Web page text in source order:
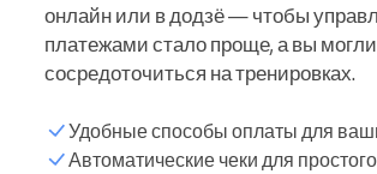
онлайн или в додзё — чтобы
платежами стало проще, а вы могли
сосредоточиться на тренировках.
Удобные способы оплаты для
Автоматические чеки для